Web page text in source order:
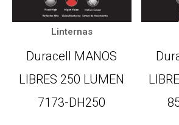
Linternas
Duracell MANOS
LIBRES 250 LUMEN
7173-DH250